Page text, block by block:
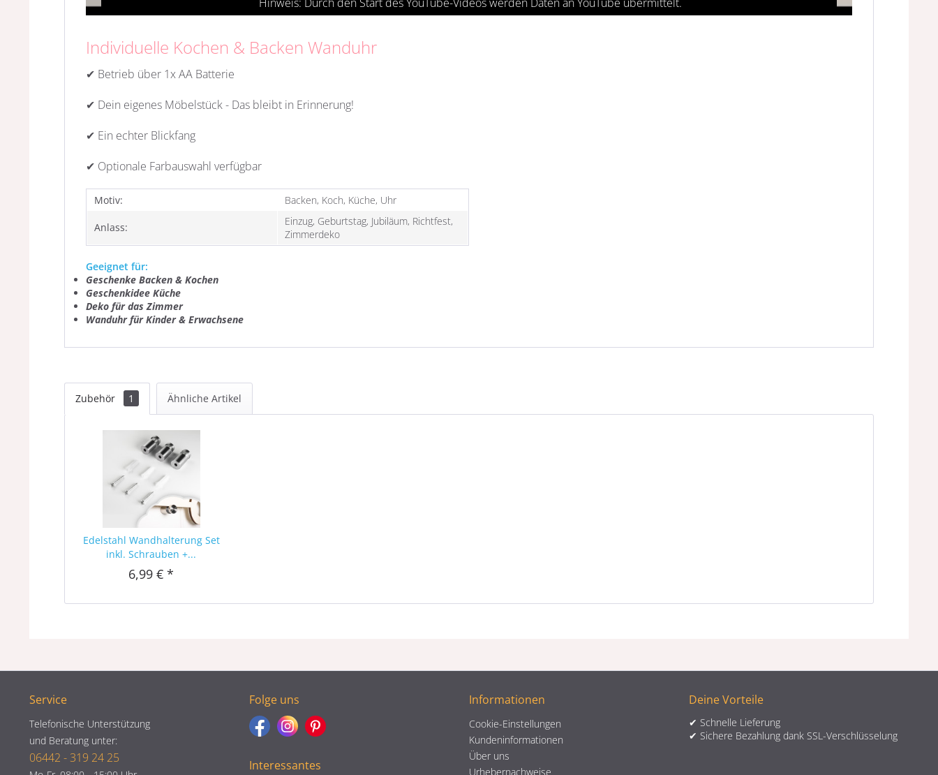
Individuelle Kochen & Backen Wanduhr
✔ Betrieb über 1x AA Batterie
✔ Dein eigenes Möbelstück - Das bleibt in Erinnerung!
✔ Ein echter Blickfang
✔ Optionale Farbauswahl verfügbar
Motiv: Backen, Koch, Küche, Uhr
Anlass:
Einzug, Geburtstag, Jubiläum, Richtfest,
Zimmerdeko
Geeignet für:
Geschenke Backen & Kochen
Geschenkidee Küche
Deko für das Zimmer
Wanduhr für Kinder & Erwachsene
Zubehör 1 Ähnliche Artikel
Edelstahl Wandhalterung Set
inkl. Schrauben +...
6,99 € *
Service
Telefonische Unterstützung
und Beratung unter:
06442 - 319 24 25
Folge uns
Interessantes
Informationen
Cookie-Einstellungen
Kundeninformationen
Über uns
Urhebernachweise
Deine Vorteile
✔ Schnelle Lieferung
✔ Sichere Bezahlung dank SSL-Verschlüsselung